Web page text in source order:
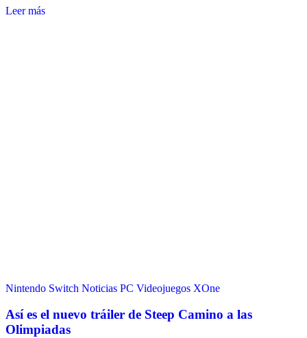
Leer más
Nintendo Switch Noticias PC Videojuegos XOne
Así es el nuevo tráiler de Steep Camino a las
Olimpiadas